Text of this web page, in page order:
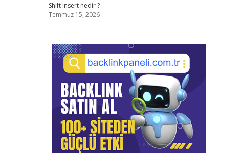
Shift insert nedir ?
Temmuz 15, 2026